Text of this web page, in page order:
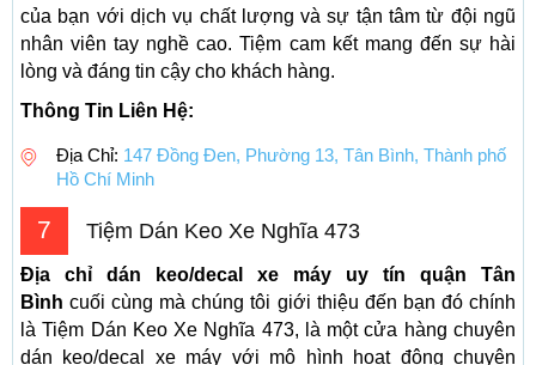
của bạn với dịch vụ chất lượng và sự tận tâm từ đội ngũ
nhân viên tay nghề cao. Tiệm cam kết mang đến sự hài
lòng và đáng tin cậy cho khách hàng.
Thông Tin Liên Hệ:
Địa Chỉ: 147 Đồng Đen, Phường 13, Tân Bình, Thành phố
Hồ Chí Minh
7 Tiệm Dán Keo Xe Nghĩa 473
Địa chỉ dán keo/decal xe máy uy tín quận Tân
Bình cuối cùng mà chúng tôi giới thiệu đến bạn đó chính
là Tiệm Dán Keo Xe Nghĩa 473, là một cửa hàng chuyên
dán keo/decal xe máy với mô hình hoạt động chuyên